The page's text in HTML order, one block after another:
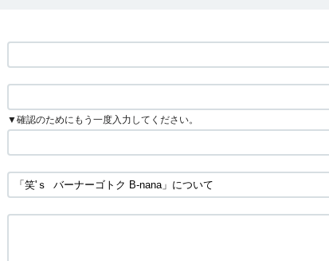
▼確認のためにもう一度入力してください。